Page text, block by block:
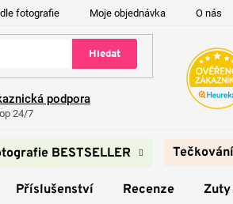
fotografie Moje objednávka O nás
Hledat
podpora
24/7
BESTSELLER Tečkování
Příslušenství Recenze